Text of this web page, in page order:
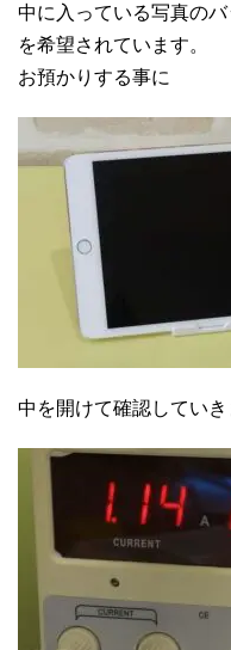
中に入っている写真の
を希望されています。
お預かりする事に
中を開けて確認していき